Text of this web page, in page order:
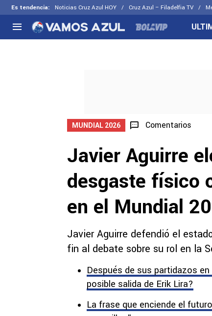
Es tendencia: Noticias Cruz Azul HOY Cruz Azul – Filadelfia TV
Selección Mexicana
MUNDIAL 2026 Comentarios
Javier Aguirre
desgaste físico
en el Mundial
Javier Aguirre defendió el
fin al debate sobre su rol en la
Después de sus partidazos
posible salida de Erik Lira?
La frase que enciende el